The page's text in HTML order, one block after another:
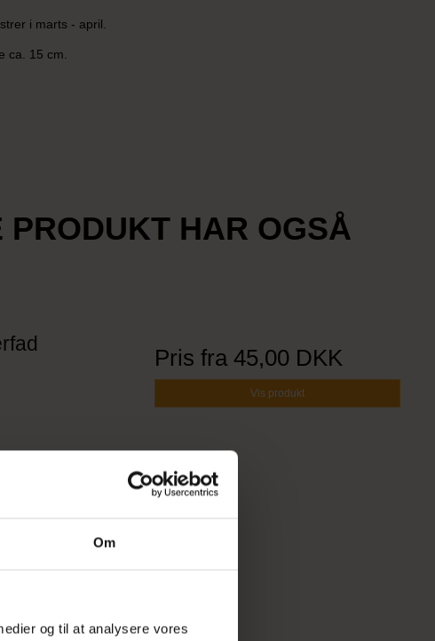
Om
og til at analysere vores
i marts - april.
ca. 15 cm.
HAR OGSÅ
Pris fra45,00 DKK
Vis produkt